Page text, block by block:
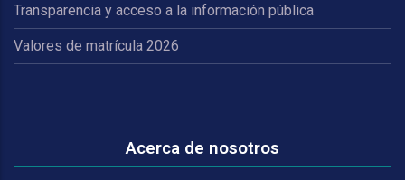
Transparencia y acceso a la información pública
Valores de matrícula 2026
Acerca de nosotros